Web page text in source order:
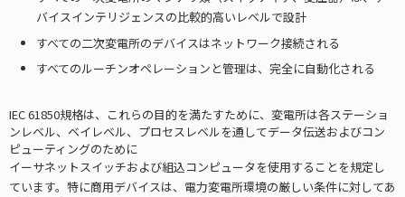
バイスインテリジェンスの比較的高いレベルで設計
すべての二次変電所のデバイスはネットワーク接続される
すべてのルーチンオペレーションと管理は、完全に自動化される
IEC 61850規格は、これらの目的を満たすために、変電所は各ステーショ
ンレベル、ベイレベル、プロセスレベルを通してデータ伝送およびコン
ピューティングのために
イーサネットスイッチおよび組込コンピュータを使用することを規定し
ています。特に商用デバイスは、電力変電所環境の厳しい条件に対してあ